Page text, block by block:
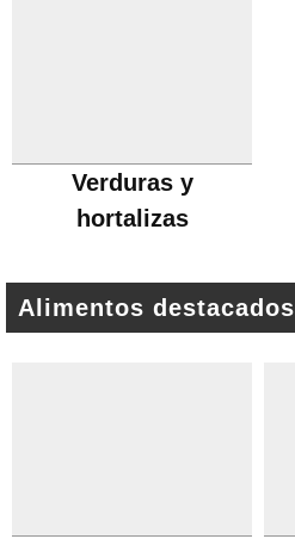
Verduras y
hortalizas
Alimentos destacados